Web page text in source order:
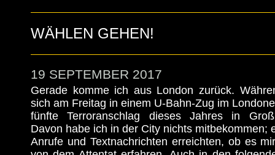
WÄHLEN GEHEN!
19 SEPTEMBER 2017
Gerade komme ich aus London zurück.
sich am Freitag in einem U-Bahn-Zug im
fünfte Terroranschlag dieses Jahres in
Davon habe ich in der City nichts mitbekommen;
Anrufe und Textnachrichten erreichten, ob es